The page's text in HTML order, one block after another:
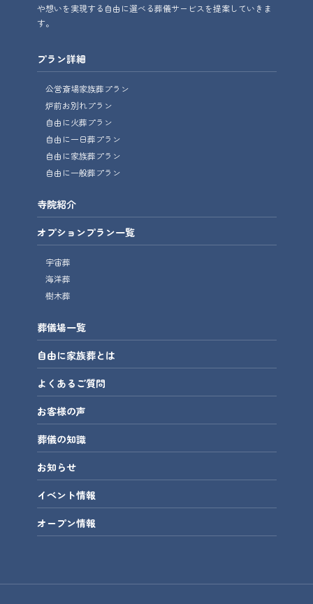
や想いを実現する自由に選べる葬儀サービスを提案していきま
す。
プラン詳細
公営斎場家族葬プラン
炉前お別れプラン
自由に火葬プラン
自由に一日葬プラン
自由に家族葬プラン
自由に一般葬プラン
寺院紹介
オプションプラン一覧
宇宙葬
海洋葬
樹木葬
葬儀場一覧
自由に家族葬とは
よくあるご質問
お客様の声
葬儀の知識
お知らせ
イベント情報
オープン情報